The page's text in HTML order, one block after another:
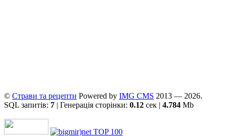
© Страви та рецепти Powered by ІMG CMS 2013 — 2026.
SQL запитів: 7 | Генерація сторінки: 0.12 сек | 4.784 Mb